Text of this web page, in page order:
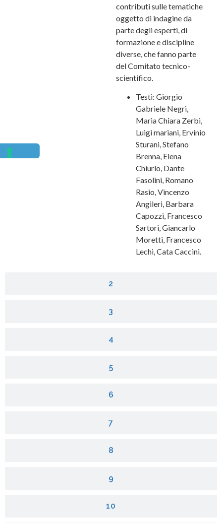
2
3
4
5
6
7
8
9
10
contributi sulle tematiche
oggetto di indagine da
parte degli esperti, di
formazione e discipline
diverse, che fanno parte
del Comitato tecnico-
scientifico.
Testi: Giorgio
Gabriele Negri,
Maria Chiara Zerbi,
Luigi mariani, Ervinio
Sturani, Stefano
Brenna, Elena
Chiurlo, Dante
Fasolini, Romano
Rasio, Vincenzo
Angileri, Barbara
Capozzi, Francesco
Sartori, Giancarlo
Moretti, Francesco
Lechi, Cata Caccini.